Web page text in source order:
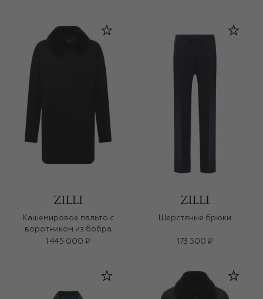
Кашемировое пальто с
воротником из бобра
1 445 000 ₽
Шерстяные брюки
173 500 ₽